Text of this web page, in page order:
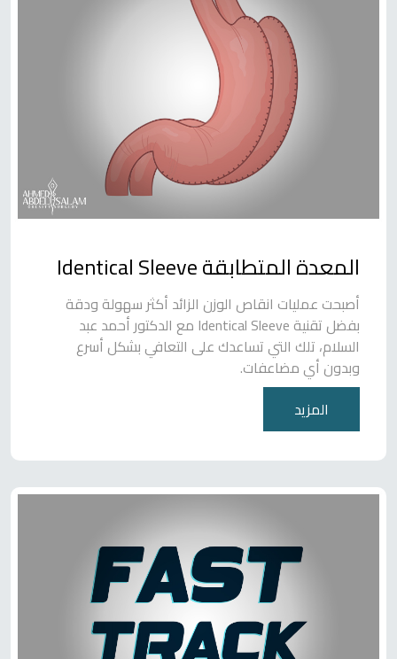
المعدة المتطابقة Identical Sleeve
أصبحت عمليات انقاص الوزن الزائد أكثر سهولة ودقة
بفضل تقنية Identical Sleeve مع الدكتور أحمد عبد
السلام، تلك التي تساعدك على التعافي بشكل أسرع
وبدون أي مضاعفات.
المزيد